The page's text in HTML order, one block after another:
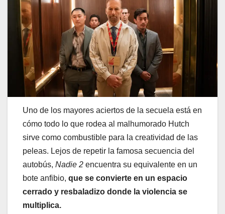
Uno de los mayores aciertos de la secuela está en
cómo todo lo que rodea al malhumorado Hutch
sirve como combustible para la creatividad de las
peleas. Lejos de repetir la famosa secuencia del
autobús, Nadie 2 encuentra su equivalente en un
bote anfibio, que se convierte en un espacio
cerrado y resbaladizo donde la violencia se
multiplica.